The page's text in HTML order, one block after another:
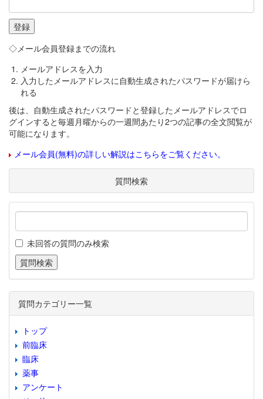
◇メール会員登録までの流れ
メールアドレスを入力
入力したメールアドレスに自動生成されたパスワードが届けら
れる
後は、自動生成されたパスワードと登録したメールアドレスでロ
グインすると毎週月曜からの一週間あたり2つの記事の全文閲覧が
可能になります。
メール会員(無料)の詳しい解説はこちらをご覧ください。
質問検索
未回答の質問のみ検索
質問カテゴリー一覧
トップ
前臨床
臨床
薬事
アンケート